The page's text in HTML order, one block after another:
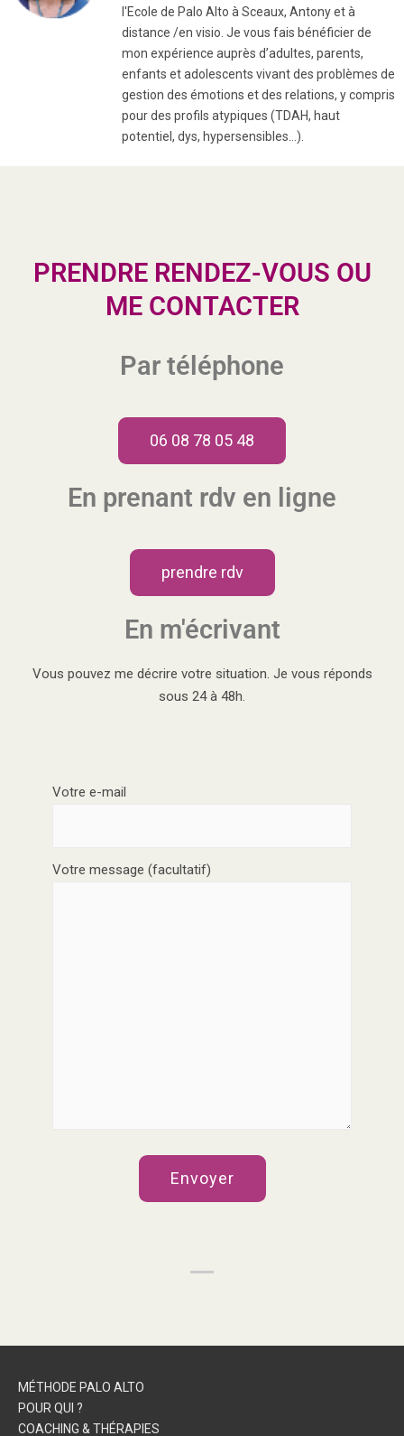
l'Ecole de Palo Alto à Sceaux, Antony et à
distance /en visio. Je vous fais bénéficier de
mon expérience auprès d’adultes, parents,
enfants et adolescents vivant des problèmes de
gestion des émotions et des relations, y compris
pour des profils atypiques (TDAH, haut
potentiel, dys, hypersensibles…).
PRENDRE RENDEZ-VOUS OU
ME CONTACTER
Par téléphone
06 08 78 05 48
En prenant rdv en ligne
prendre rdv
En m'écrivant
Vous pouvez me décrire votre situation. Je vous réponds
sous 24 à 48h.
Votre e-mail
Votre message (facultatif)
MÉTHODE PALO ALTO
POUR QUI ?
COACHING & THÉRAPIES